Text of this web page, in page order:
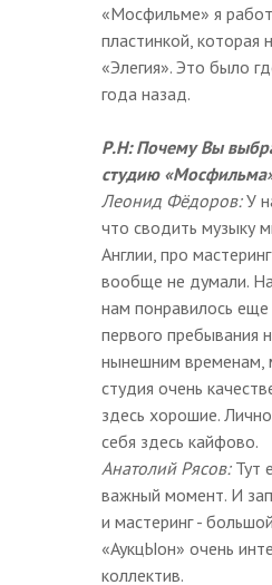
«Мосфильме» я
пластинкой, которая
«Элегия». Это было
года назад.
Р.Н: Почему Вы
студию
Леонид Фёдоров:У
что сводить музыку
Англии, про
вообще не думали.
нам понравилось
первого пребывания
нынешним временам,
студия очень
здесь хорошие.
себя здесь кайфово.
Анатолий Рясов:Тут
важный момент. И
и мастеринг -
«АукцЫон» очень
коллектив.